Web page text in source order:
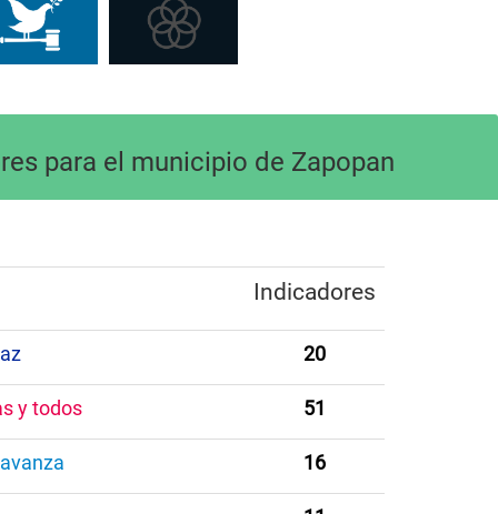
para el municipio de Zapopan
Indicadores
20
y todos 51
16